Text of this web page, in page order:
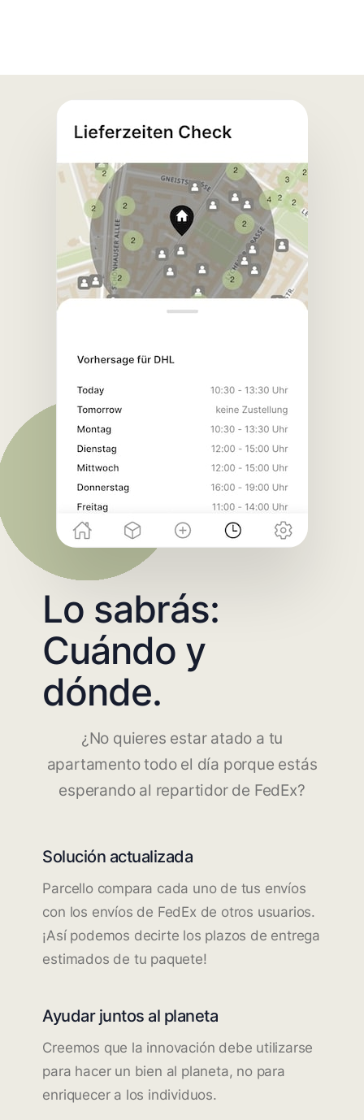
Lo sabrás:
Cuándo y
dónde.
¿No quieres estar atado a tu
apartamento todo el día porque estás
esperando al repartidor de FedEx?
Solución actualizada
Parcello compara cada uno de tus envíos
con los envíos de FedEx de otros usuarios.
¡Así podemos decirte los plazos de entrega
estimados de tu paquete!
Ayudar juntos al planeta
Creemos que la innovación debe utilizarse
para hacer un bien al planeta, no para
enriquecer a los individuos.